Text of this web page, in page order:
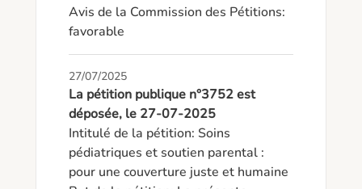
Avis de la Commission des Pétitions:
favorable
27/07/2025
La pétition publique n°3752 est
déposée, le 27-07-2025
Intitulé de la pétition: Soins
pédiatriques et soutien parental :
pour une couverture juste et humaine